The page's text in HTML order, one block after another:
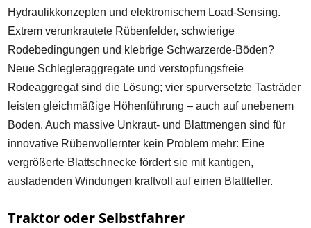
Hydraulikkonzepten und elektronischem Load-Sensing.
Extrem verunkrautete Rübenfelder, schwierige
Rodebedingungen und klebrige Schwarzerde-Böden?
Neue Schlegleraggregate und verstopfungsfreie
Rodeaggregat sind die Lösung; vier spurversetzte Tasträder
leisten gleichmäßige Höhenführung – auch auf unebenem
Boden. Auch massive Unkraut- und Blattmengen sind für
innovative Rübenvollernter kein Problem mehr: Eine
vergrößerte Blattschnecke fördert sie mit kantigen,
ausladenden Windungen kraftvoll auf einen Blattteller.
Traktor oder Selbstfahrer